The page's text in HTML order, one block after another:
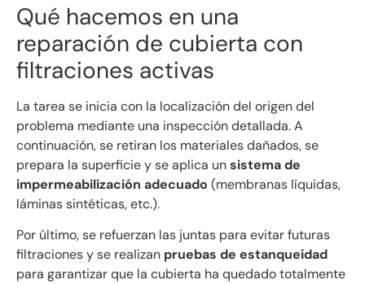
Qué hacemos en una
reparación de cubierta con
filtraciones activas
La tarea se inicia con la localización del origen del
problema mediante una inspección detallada. A
continuación, se retiran los materiales dañados, se
prepara la superficie y se aplica unsistema de
impermeabilización adecuado (membranas líquidas,
láminas sintéticas, etc.).
Por último, se refuerzan las juntas para evitar futuras
filtraciones y se realizan pruebas de estanqueidad
para garantizar que la cubierta ha quedado totalmente